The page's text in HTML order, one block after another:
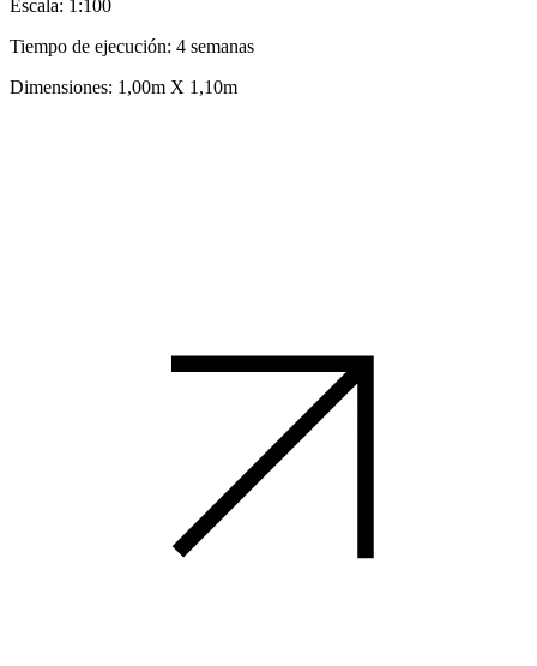
Escala: 1:100
Tiempo de ejecución: 4 semanas
Dimensiones: 1,00m X 1,10m